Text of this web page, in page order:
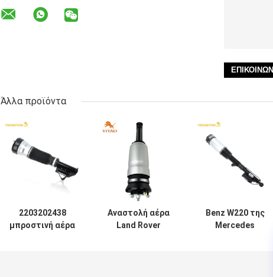
Άλλα προϊόντα
2203202438
μπροστινή αέρα
Αναστολή αέρα
Land Rover
Benz W220 της
Mercedes